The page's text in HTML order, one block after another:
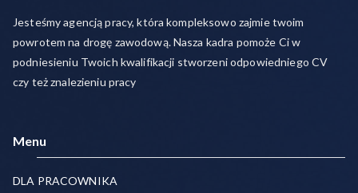
Jesteśmy agencją pracy, która kompleksowo zajmie twoim
powrotem na drogę zawodową. Nasza kadra pomoże Ci w
podniesieniu Twoich kwalifikacji stworzeni odpowiedniego CV
czy też znalezieniu pracy
Menu
DLA PRACOWNIKA